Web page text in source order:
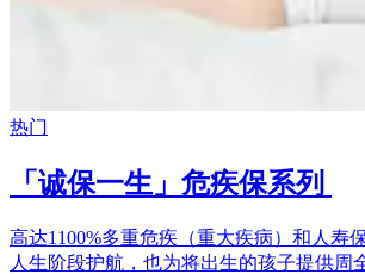
热门
「诚保一生」危疾保系列
高达1100%多重危疾（重大疾病）和人寿
人生阶段护航，也为将出生的孩子提供周